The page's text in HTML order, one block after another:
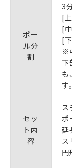
ポー
ル分
割
3
[
[
[
※
下
も
す。
セッ
ト内
容
ポ
延